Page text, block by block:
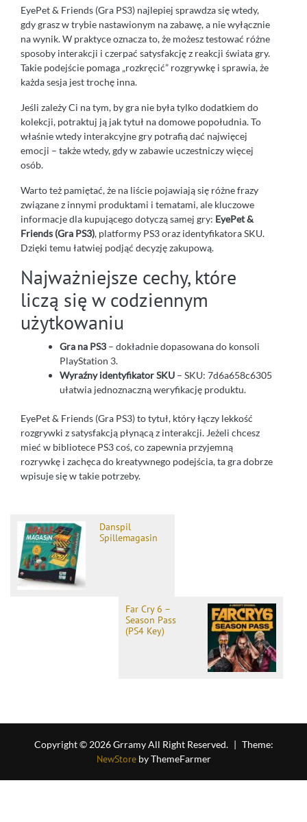
EyePet & Friends (Gra PS3) najlepiej sprawdza się wtedy,
gdy grasz w trybie nastawionym na zabawę, a nie wyłącznie
na wynik. W praktyce oznacza to, że możesz testować różne
sposoby interakcji i czerpać satysfakcję z reakcji świata gry.
Takie podejście pomaga „rozkręcić” rozgrywkę i sprawia, że
każda sesja jest trochę inna.
Jeśli zależy Ci na tym, by gra nie była tylko dodatkiem do
kolekcji, potraktuj ją jak tytuł na domowe popołudnia. To
właśnie wtedy interakcyjne gry potrafią dać najwięcej
emocji – także wtedy, gdy w zabawie uczestniczy więcej
osób.
Warto też pamiętać, że na liście pojawiają się różne frazy
związane z innymi produktami i tematami, ale kluczowe
informacje dla kupującego dotyczą samej gry: EyePet &
Friends (Gra PS3), platformy PS3 oraz identyfikatora SKU.
Dzięki temu łatwiej podjąć decyzję zakupową.
Najważniejsze cechy, które
liczą się w codziennym
użytkowaniu
Gra na PS3 – dokładnie dopasowana do konsoli
PlayStation 3.
Wyraźny identyfikator SKU – SKU: 7d6a658c6305
ułatwia jednoznaczną weryfikację produktu.
EyePet & Friends (Gra PS3) to tytuł, który łączy lekkość
rozgrywki z satysfakcją płynącą z interakcji. Jeżeli chcesz
mieć w bibliotece PS3 coś, co zapewnia przyjemną
rozrywkę i zachęca do kreatywnego podejścia, ta gra dobrze
wpisuje się w takie potrzeby.
Danspil
Spillemagasin
Far Cry 6 –
Season Pass
(PS4 Key)
Copyright © 2026 Grramy All Right Reserved. | Theme:
NewStoreby ThemeFarmer